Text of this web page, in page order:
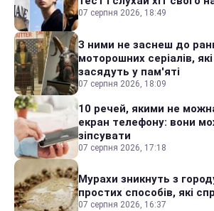
07 серпня 2026, 18:49
З ними не заснеш до
моторошних серіалів,
засядуть у пам'яті
07 серпня 2026, 18:09
10 речей, якими не
екран телефону: вони
зіпсувати
07 серпня 2026, 17:18
Мурахи зникнуть з
простих способів, які
07 серпня 2026, 16:37